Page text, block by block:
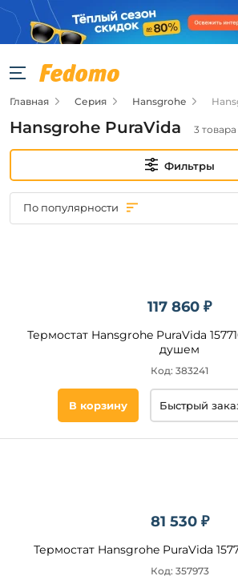
Фильтры
Цена
от
Наличие
Главная Серия Hansgrohe
Hansgrohe PuraVida 3 товара
Фильтры
По популярности
117 860 ₽
Термостат Hansgrohe PuraVida
душем
Код: 383241
В корзину Быстрый
81 530 ₽
Термостат Hansgrohe PuraVida
Код: 357973